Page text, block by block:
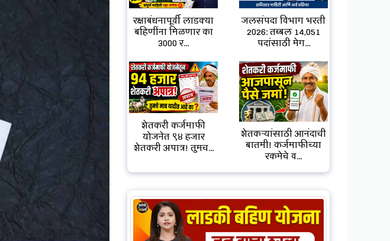
रक्षाबंधनापूर्वी लाडक्या
बहिणींना मिळणार का
3000 र...
जलसंपदा विभाग भरती
2026: तब्बल 14,051
पदांसाठी मेग...
शेतकरी कर्जमाफी
योजनेत ९४ हजार
शेतकरी अपात्र! तुमच...
शेतकऱ्यांसाठी आनंदाची
बातमी! कर्जमाफीच्या
रकमेचे व...